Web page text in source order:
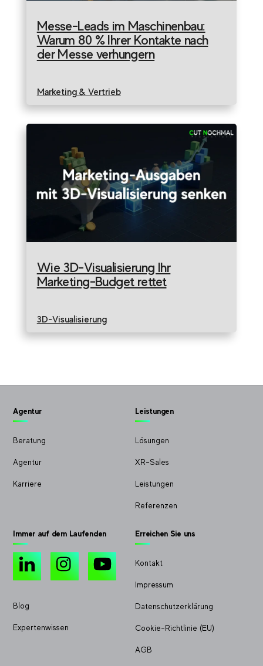
Messe-Leads im Maschinenbau:
Warum 80 % Ihrer Kontakte nach
der Messe verhungern
Marketing & Vertrieb
Wie 3D-Visualisierung Ihr
Marketing-Budget rettet
3D-Visualisierung
Agentur
Beratung
Agentur
Karriere
Leistungen
Lösungen
XR-Sales
Leistungen
Referenzen
Immer auf dem Laufenden
LinkedIn Instagram
Blog
Expertenwissen
Erreichen Sie uns
Kontakt
Impressum
Datenschutzerklärung
Cookie-Richtlinie (EU)
AGB